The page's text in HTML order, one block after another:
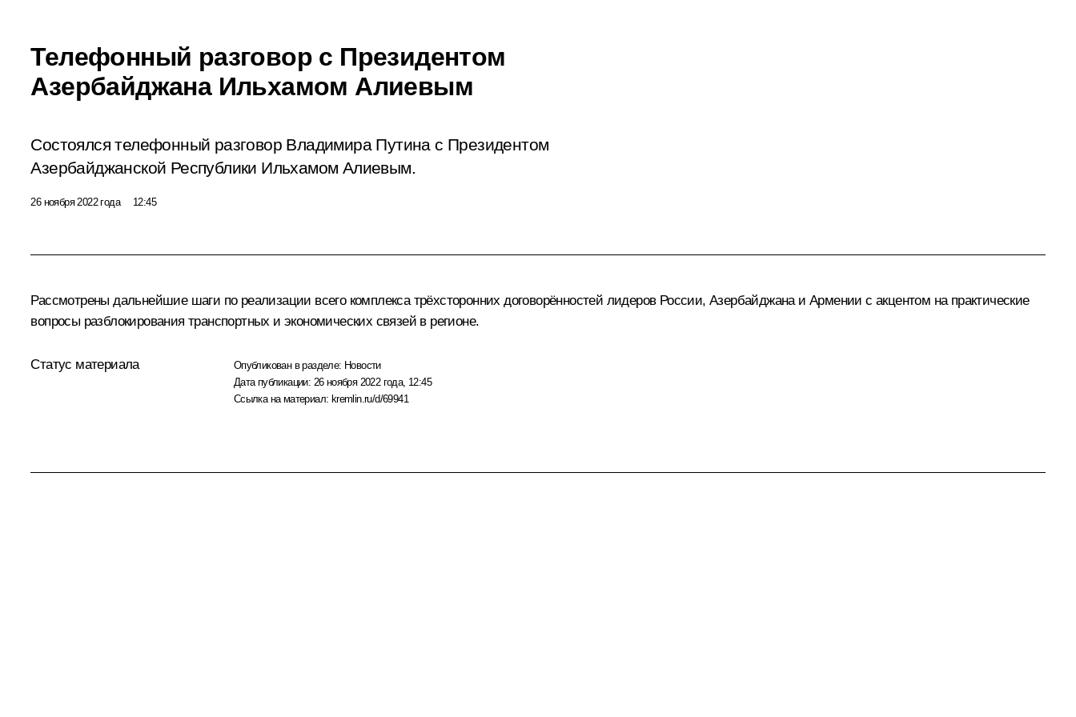
Телефонный разговор с Президентом
Азербайджана Ильхамом Алиевым
Состоялся телефонный разговор Владимира Путина с Президентом
Азербайджанской Республики Ильхамом Алиевым.
26 ноября 2022 года 12:45
Рассмотрены дальнейшие шаги по реализации всего комплекса трёхсторонних договорённостей лидеров России, Азербайджана и Армении с акцентом на практические
вопросы разблокирования транспортных и экономических связей в регионе.
Статус материала Опубликован в разделе: Новости
Дата публикации: 26 ноября 2022 года, 12:45
Ссылка на материал: kremlin.ru/d/69941